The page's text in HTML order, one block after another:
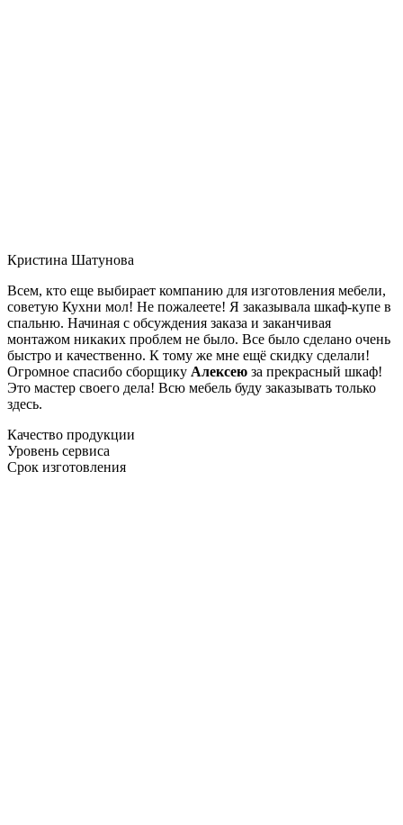
Кристина Шатунова
Всем, кто еще выбирает компанию для изготовления мебели,
советую Кухни мол! Не пожалеете! Я заказывала шкаф-купе в
спальню. Начиная с обсуждения заказа и заканчивая
монтажом никаких проблем не было. Все было сделано очень
быстро и качественно. К тому же мне ещё скидку сделали!
Огромное спасибо сборщику Алексею за прекрасный шкаф!
Это мастер своего дела! Всю мебель буду заказывать только
здесь.
Качество продукции
Уровень сервиса
Срок изготовления